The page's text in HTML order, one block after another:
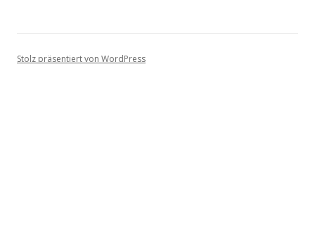
Stolz präsentiert von WordPress